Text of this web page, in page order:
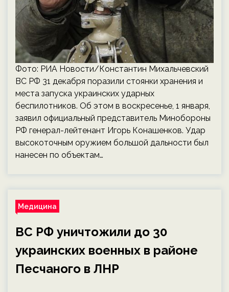
Фото: РИА Новости/Константин Михальчевский
ВС РФ 31 декабря поразили стоянки хранения и
места запуска украинских ударных
беспилотников. Об этом в воскресенье, 1 января,
заявил официальный представитель Минобороны
РФ генерал-лейтенант Игорь Конашенков. Удар
высокоточным оружием большой дальности был
нанесен по объектам…
Медицина
ВС РФ уничтожили до 30
украинских военных в районе
Песчаного в ЛНР